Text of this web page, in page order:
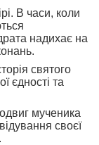
В часи, коли
надихає на
святого
єдності та
мученика
своєї